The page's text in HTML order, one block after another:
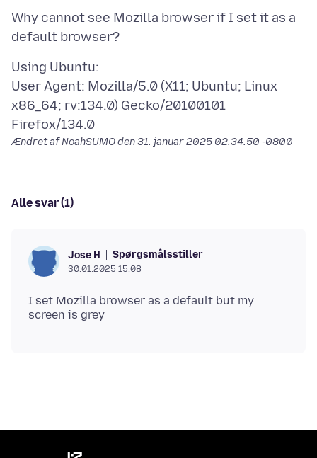
Why cannot see Mozilla browser if I set it as a
Using Ubuntu:
User Agent: Mozilla/5.0 (X11; Ubuntu; Linux
x86_64; rv:134.0) Gecko/20100101
Ændret af NoahSUMO den31. januar 2025 02.34.50 -0800
Alle svar (1)
Jose H Spørgsmålsstiller
30.01.2025 15.08
I set Mozilla browser as a default but my